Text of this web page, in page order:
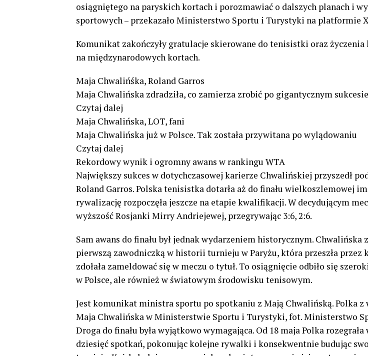
osiągniętego na paryskich kortach i porozmawiać o dalszych planach i
sportowych – przekazało Ministerstwo Sportu i Turystyki na platformie
Komunikat zakończyły gratulacje skierowane do tenisistki oraz życzenia
na międzynarodowych kortach.
Maja Chwalińśka, Roland Garros
Maja Chwalińska zdradziła, co zamierza zrobić po gigantycznym
Czytaj dalej
Maja Chwalińska, LOT, fani
Maja Chwalińska już w Polsce. Tak została przywitana po wylądowaniu
Czytaj dalej
Rekordowy wynik i ogromny awans w rankingu WTA
Największy sukces w dotychczasowej karierze Chwalińskiej przyszedł
Roland Garros. Polska tenisistka dotarła aż do finału wielkoszlemowej
rywalizację rozpoczęła jeszcze na etapie kwalifikacji. W decydującym
wyższość Rosjanki Mirry Andriejewej, przegrywając 3:6, 2:6.
Sam awans do finału był jednak wydarzeniem historycznym. Chwalińska
pierwszą zawodniczką w historii turnieju w Paryżu, która przeszła przez
zdołała zameldować się w meczu o tytuł. To osiągnięcie odbiło się
w Polsce, ale również w światowym środowisku tenisowym.
Jest komunikat ministra sportu po spotkaniu z Mają Chwalińską. Polka
Maja Chwalińska w Ministerstwie Sportu i Turystyki, fot. Ministerstwo
Droga do finału była wyjątkowo wymagająca. Od 18 maja Polka
dziesięć spotkań, pokonując kolejne rywalki i konsekwentnie budując